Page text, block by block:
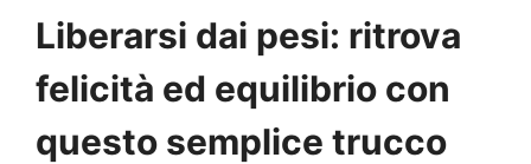
Liberarsi dai pesi: ritrova
felicità ed equilibrio con
questo semplice trucco